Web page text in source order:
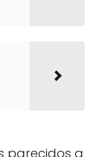
parecidos a